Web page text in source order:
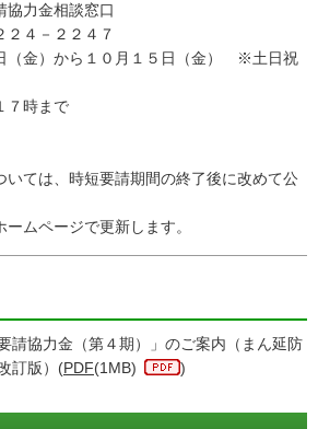
力金相談窓口
４－２２４７
金）から１０月１５日（金） ※土日祝
時まで
ては、時短要請期間の終了後に改めて公
ムページで更新します。
請協力金（第４期）」のご案内（まん延防
訂版）(PDF(1MB) )